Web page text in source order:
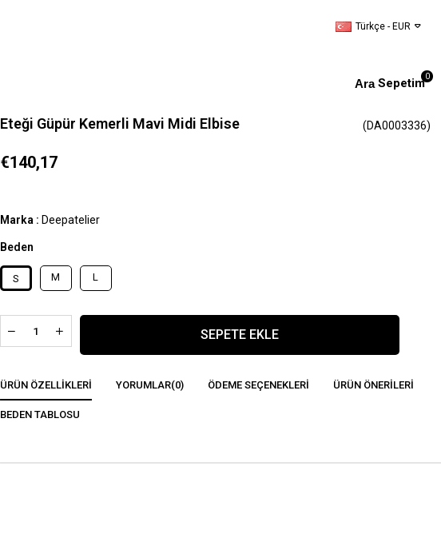
Türkçe - EUR
Sepetim0
Eteği Güpür Kemerli Mavi Midi Elbise (DA0003336)
€140,17
Marka : Deepatelier
Beden
S M L
ÜRÜN ÖZELLIKLERI YORUMLAR(0) ÖDEME SEÇENEKLERI ÜRÜN ÖNERILERI
BEDEN TABLOSU